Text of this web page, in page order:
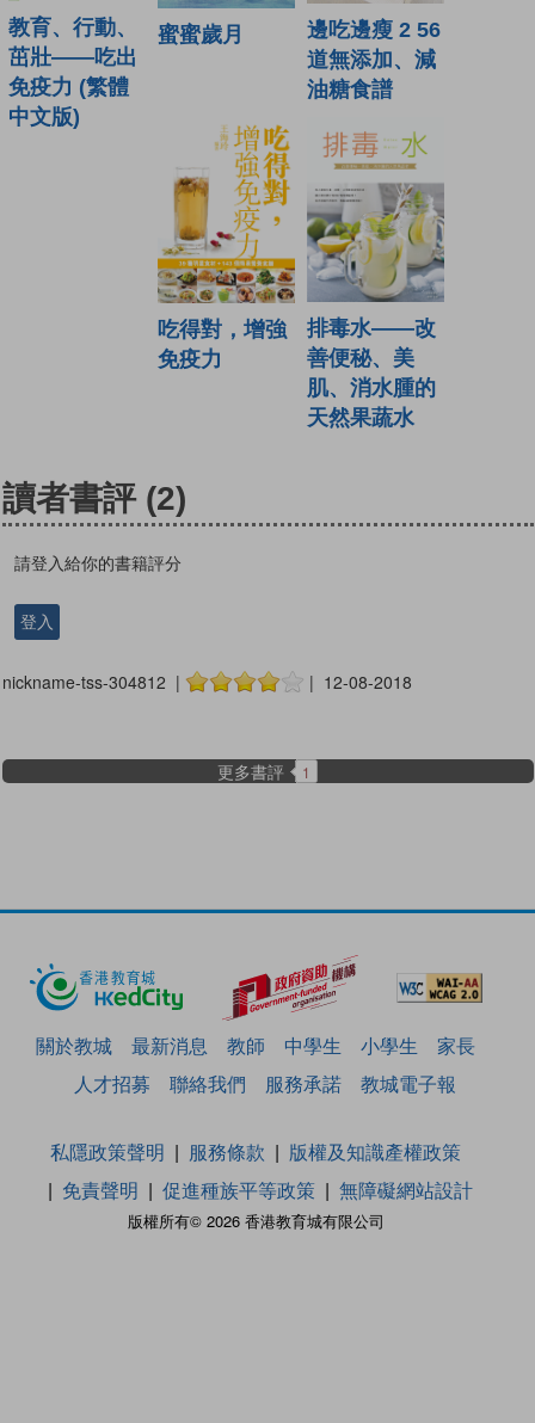
教育、行動、
茁壯——吃出
免疫力 (繁體
中文版)
蜜蜜歲月
邊吃邊瘦 2 56
道無添加、減
油糖食譜
吃得對，增強
免疫力
排毒水——改
善便秘、美
肌、消水腫的
天然果蔬水
讀者書評 (2)
請登入給你的書籍評分
登入
nickname-tss-304812 | | 12-08-2018
更多書評 1
關於教城 最新消息 教師 中學生 小學生
家長
人才招募
聯絡我們 服務承諾 教城電子報
版權所有© 2026 香港教育城有限公司
私隱政策聲明 服務條款
版權及知識產權政策
免責聲明
促進種族平等政策 無障礙網站設計